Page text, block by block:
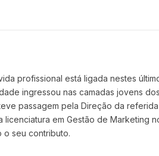
profissional está ligada nestes
ingressou nas camadas jovens
passagem pela Direção da
em Gestão de Marketing
o seu contributo.